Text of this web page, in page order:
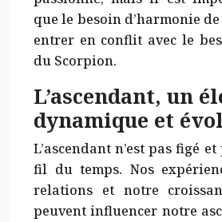
que le besoin d’harmonie
entrer en conflit avec le
du Scorpion.
L’ascendant, un
dynamique et
L’ascendant n’est pas figé
fil du temps. Nos
relations et notre
peuvent influencer notre